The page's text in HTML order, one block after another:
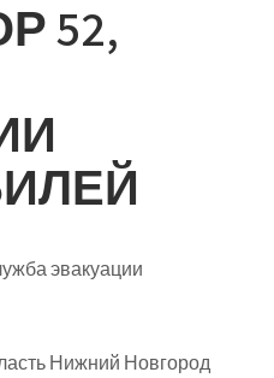
52,
эвакуации
Нижний Новгород